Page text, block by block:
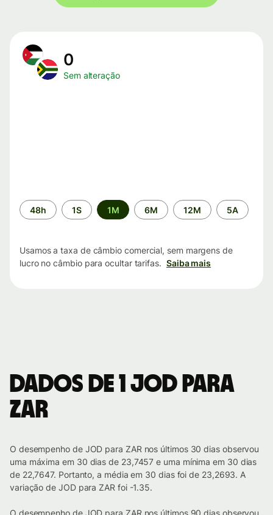
0
Sem alteração
Período
de
48h 1S 1M 6M 12M 5A
Usamos a taxa de câmbio comercial, sem margens de
lucro no câmbio para ocultar tarifas. Saiba mais
Dados de 1 JOD para
ZAR
O desempenho de JOD para ZAR nos últimos 30 dias observou
uma máxima em 30 dias de 23,7457 e uma mínima em 30 dias
de 22,7647. Portanto, a média em 30 dias foi de 23,2693. A
variação de JOD para ZAR foi -1.35.